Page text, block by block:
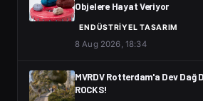
Objelere Hayat Veriyor
ENDÜSTRIYEL TASARIM
8 Aug 2026, 18:34
MVRDV Rotterdam'a Dev
ROCKS!